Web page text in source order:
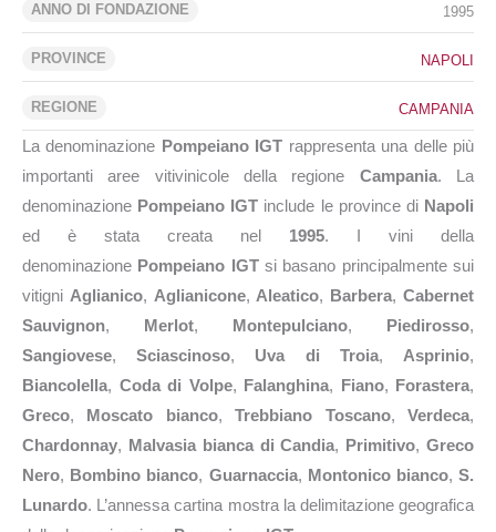
ANNO DI FONDAZIONE 1995
PROVINCE NAPOLI
REGIONE CAMPANIA
La denominazione Pompeiano IGT rappresenta una delle più
importanti aree vitivinicole della regione Campania. La
denominazione Pompeiano IGT include le province di Napoli
ed è stata creata nel 1995. I vini della
denominazione Pompeiano IGTsi basano principalmente sui
vitigni Aglianico, Aglianicone, Aleatico, Barbera,Cabernet
Sauvignon, Merlot, Montepulciano, Piedirosso,
Sangiovese,Sciascinoso, Uva di Troia, Asprinio,
Biancolella, Coda di Volpe, Falanghina, Fiano, Forastera,
Greco, Moscato bianco,Trebbiano Toscano,Verdeca,
Chardonnay, Malvasia bianca di Candia, Primitivo,Greco
Nero, Bombino bianco, Guarnaccia, Montonico bianco,S.
Lunardo. L’annessa cartina mostra la delimitazione geografica